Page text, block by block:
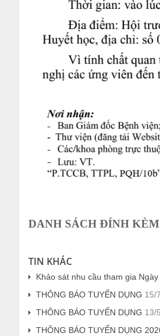
DANH SÁCH ĐÍNH
TIN KHÁC
Khảo sát nhu cầu tham gia
THÔNG BÁO TUYỂN DỤNG 15/
THÔNG BÁO TUYỂN DỤNG 13/
THÔNG BÁO TUYỂN DỤNG